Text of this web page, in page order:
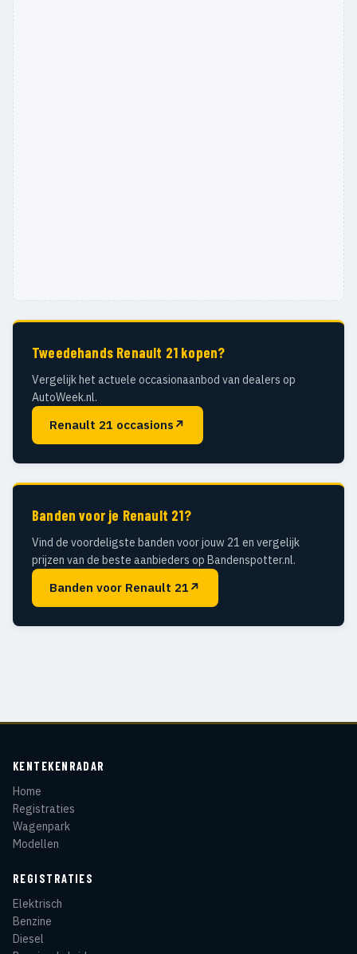
Tweedehands Renault 21 kopen?
Vergelijk het actuele occasionaanbod van dealers op
AutoWeek.nl.
Renault 21 occasions ↗
Banden voor je Renault 21?
Vind de voordeligste banden voor jouw 21 en vergelijk
prijzen van de beste aanbieders op Bandenspotter.nl.
Banden voor Renault 21 ↗
KENTEKENRADAR
Home
Registraties
Wagenpark
Modellen
REGISTRATIES
Elektrisch
Benzine
Diesel